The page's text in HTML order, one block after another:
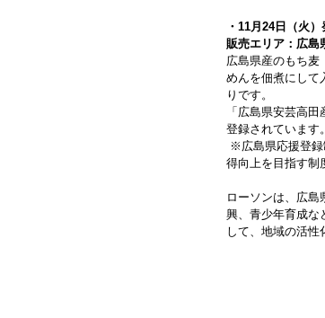
・11月24日（火
販売エリア：広島
広島県産のもち麦
めんを佃煮にして
りです。
「広島県安芸高
登録されています。
※広島県応援登録
得向上を目指す制
ローソンは、広島
興、青少年育成な
して、地域の活性